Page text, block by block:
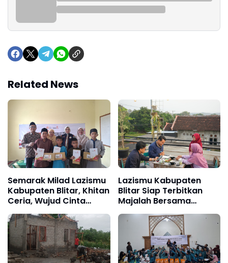
Related News
Semarak Milad Lazismu
Kabupaten Blitar, Khitan
Ceria, Wujud Cinta
Untuk Generasi Umat
Lazismu Kabupaten
Blitar Siap Terbitkan
Majalah Bersama
BlitarmuID